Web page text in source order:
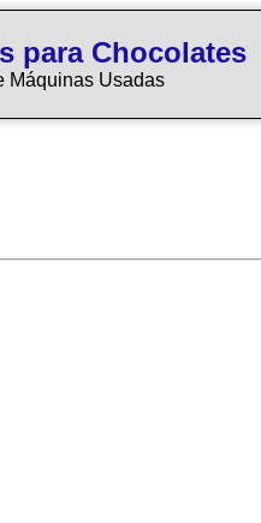
para Chocolates
Máquinas Usadas